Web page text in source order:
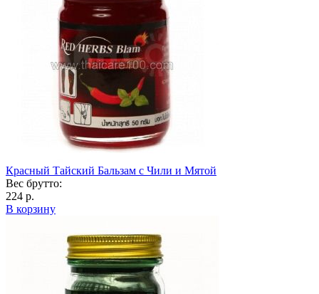
Красный Тайский Бальзам с Чили и Мятой
Вес брутто:
224 р.
В корзину